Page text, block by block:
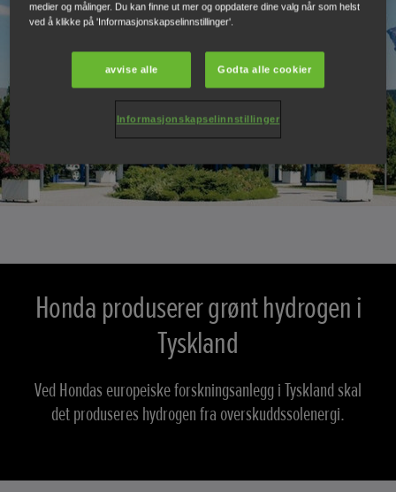
Honda produserer grønt hydrogen i
Tyskland
Ved Hondas europeiske forskningsanlegg i Tyskland skal
det produseres hydrogen fra overskuddssolenergi.
medier og målinger. Du kan finne ut mer og oppdatere dine valg når som helst
ved å klikke på 'Informasjonskapselinnstillinger'.
avvise alle Godta alle cookier
Informasjonskapselinnstillinger